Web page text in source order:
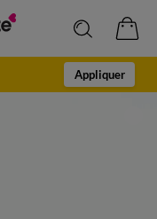
Appliquer